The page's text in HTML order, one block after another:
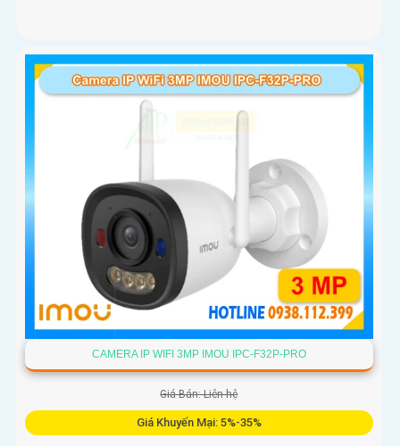
CAMERA IP WIFI 3MP IMOU IPC-F32P-PRO
Giá Bán: Liên hệ
Giá Khuyến Mại: 5%-35%